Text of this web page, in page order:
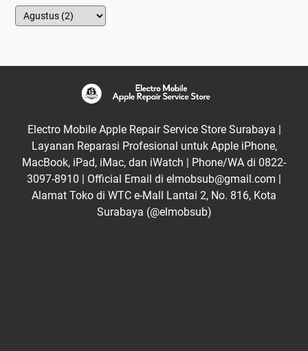
Electro Mobile Apple Repair Service Store Surabaya |
Layanan Reparasi Profesional untuk Apple iPhone,
MacBook, iPad, iMac, dan iWatch | Phone/WA di 0822-
3097-8910 | Official Email di elmobsub@gmail.com |
Alamat Toko di WTC e-Mall Lantai 2, No. 816, Kota
Surabaya (@elmobsub)